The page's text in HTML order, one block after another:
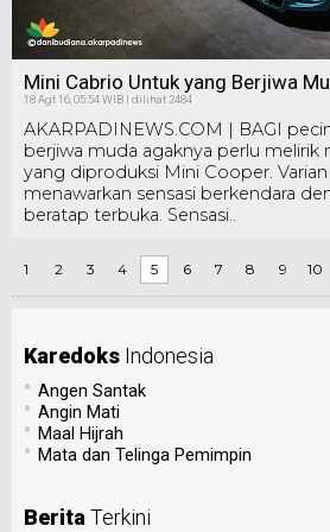
Mini Cabrio Untuk yang Berjiwa
18 Agt 16, 05:54 WIB | dilihat 2484
AKARPADINEWS.COM | BAGI
berjiwa muda agaknya perlu melirik
yang diproduksi Mini Cooper.
menawarkan sensasi berkendara
beratap terbuka. Sensasi..
1 2 3 4 5 6 7 8 9 10
Karedoks Indonesia
• Angen Santak
• Angin Mati
• Maal Hijrah
• Mata dan Telinga Pemimpin
Berita Terkini